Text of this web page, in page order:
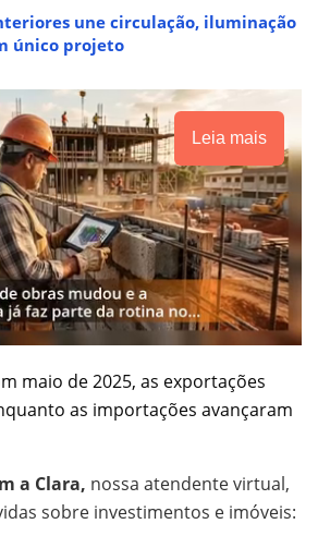
une circulação, iluminação
único projeto
Leia mais
maio de 2025, as exportações
as importações avançaram
a Clara, nossa atendente virtual,
sobre investimentos e imóveis: